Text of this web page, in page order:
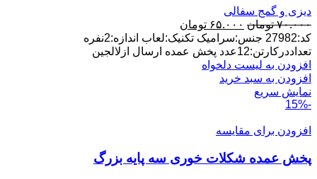
دیزی و گمج سفالی
۷۰.۰۰۰ تومان قیمت
اصلی:
۷۰.۰۰۰ تومان
بود.
۶۵.۰۰۰ تومان
فعلی:
۶۵.۰۰۰ تومان.
کد:27982 جنس:سرامیک تکنیک:لعاب اندازه:2نفره
تعداددرکارتن:12عدد پخش عمده ارسال ازلالجین
افزودن به لیست دلخواه
افزودن به سبد خرید
نمایش سریع
-15%
افزودن برای مقایسه
پخش عمده شکلات خوری سه پایه بزرگ